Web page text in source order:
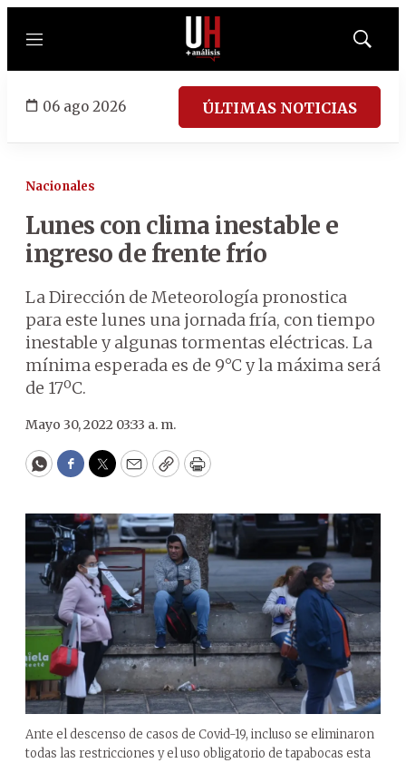
Menú
Mostrar
06 ago 2026 ÚLTIMAS NOTICIAS
Nacionales
Lunes con clima inestable e
ingreso de frente frío
La Dirección de Meteorología pronostica
para este lunes una jornada fría, con tiempo
inestable y algunas tormentas eléctricas. La
mínima esperada es de 9°C y la máxima será
de 17ºC.
Mayo 30, 2022 03:33 a. m.
WhatsApp
Facebook
Twitter
EmailCopyPrint
Ante el descenso de casos de Covid-19, incluso se eliminaron
todas las restricciones y el uso obligatorio de tapabocas esta